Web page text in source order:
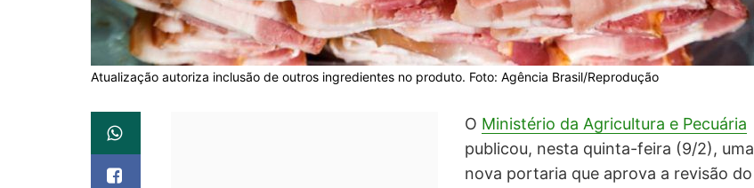
Atualização autoriza inclusão de outros ingredientes no produto. Foto: Agência Brasil/Reprodução
O Ministério da Agricultura e Pecuária
publicou, nesta quinta-feira (9/2), uma
nova portaria que aprova a revisão do